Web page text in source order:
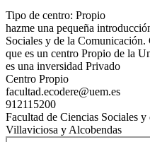
Tipo de centro: Propio
hazme una pequeña
Sociales y de la
que es un centro Propio de la
es una inversidad Privado
Centro Propio
facultad.ecodere@uem.es
912115200
Facultad de Ciencias Sociales
Villaviciosa y Alcobendas